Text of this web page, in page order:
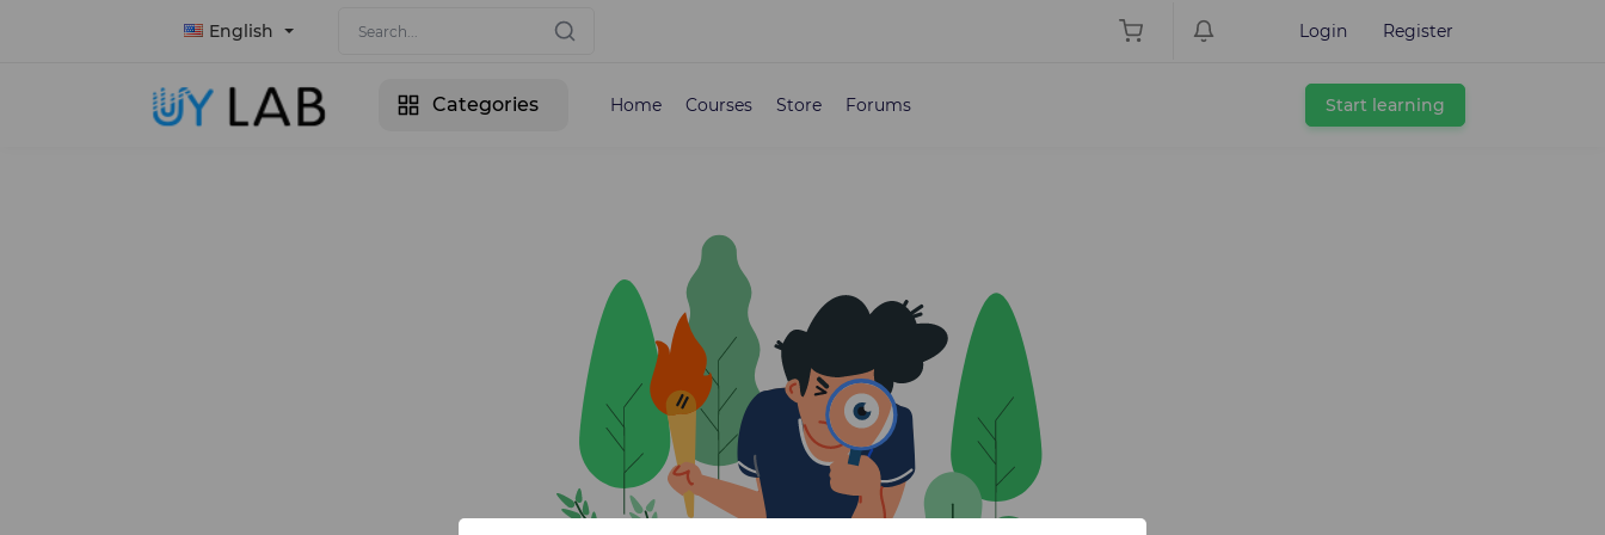
English Login Register
Categories Home Courses Store Forums Start learning